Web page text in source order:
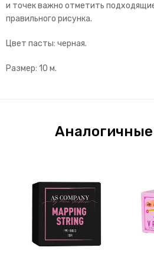
и точек важно отметить
правильного рисунка.
Цвет пасты: черная.
Размер: 10 м.